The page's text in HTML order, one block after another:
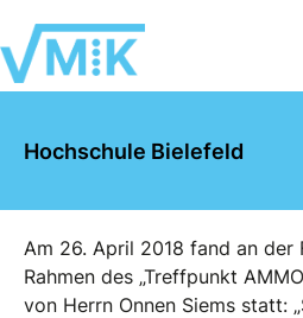
Hochschule Bielefeld
Am 26. April 2018 fand an der
Rahmen des „Treffpunkt
von Herrn Onnen Siems statt: